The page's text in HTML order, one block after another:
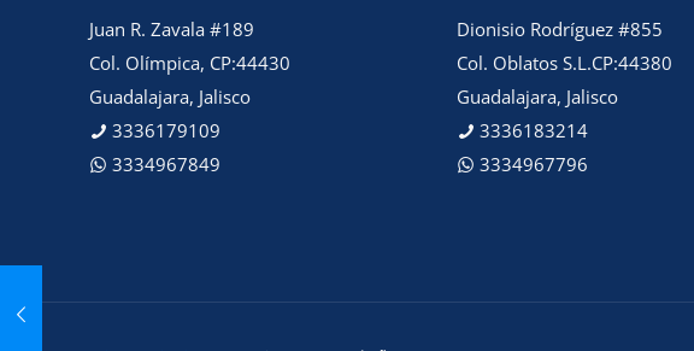
Juan R. Zavala #189
Col. Olímpica, CP:44430
Guadalajara, Jalisco
3336179109
3334967849
Dionisio Rodríguez #855
Col. Oblatos S.L.CP:44380
Guadalajara, Jalisco
3336183214
3334967796